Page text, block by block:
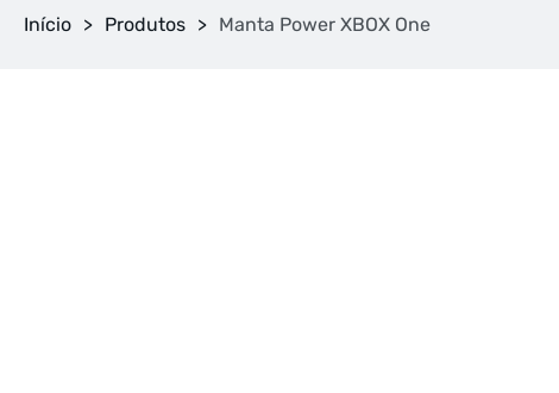
Início > Produtos > Manta Power XBOX One